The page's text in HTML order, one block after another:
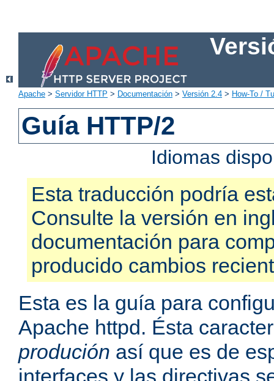
Apache > Servidor HTTP > Documentación > Versión 2.4 > How-To /
Guía HTTP/2
Idiomas
Esta traducción podría
Consulte la versión en
documentación para
producido cambios
Esta es la guía para
Apache httpd. Ésta
produción así que es de
interfaces y las directivas